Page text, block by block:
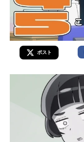
ポスト